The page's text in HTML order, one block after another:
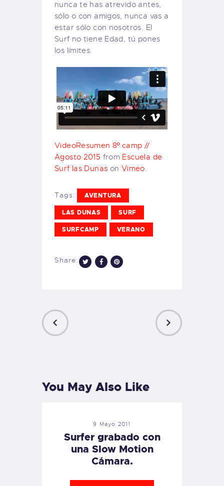
nunca te has atrevido antes,
sólo o con amigos, nunca vas a
estar sólo con nosotros. El
Surf no tiene Edad, tú pones
los límites.
VideoResumen 8º camp //
Agosto 2015 from Escuela de
Surf las Dunas on Vimeo
Tags: AVENTURA
LAS DUNAS SURF
SURFCAMP VERANO
Share:
You May Also Like
9 Mayo 2011
Surfer grabado con
una Slow Motion
Cámara.